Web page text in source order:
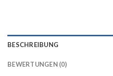
BESCHREIBUNG
BEWERTUNGEN (0)